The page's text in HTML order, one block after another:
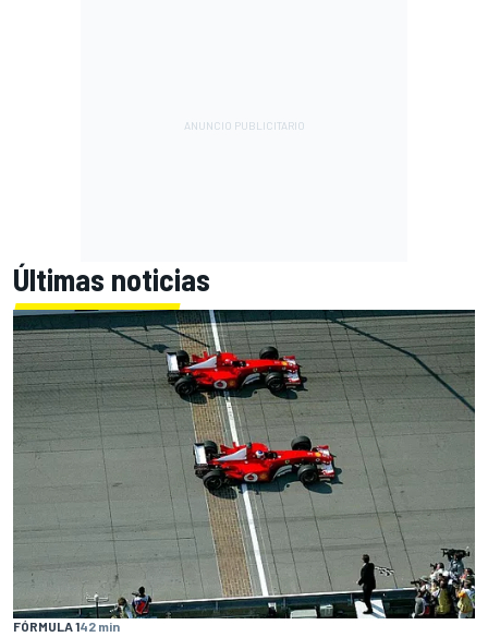
Últimas noticias
FÓRMULA 142 min